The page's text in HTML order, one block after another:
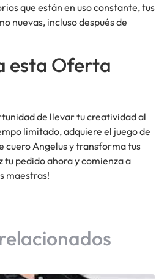
que están en uso constante, tus
nuevas, incluso después de
esta Oferta
de llevar tu creatividad al
limitado, adquiere el juego de
cuero Angelus y transforma tus
tu pedido ahora y comienza a
maestras!